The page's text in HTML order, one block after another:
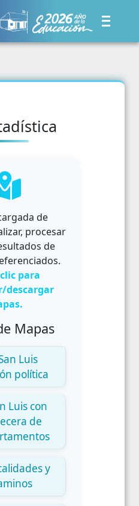
de
procesar
de
para
descargar
Mapas
Luis
política
Luis con
de
y